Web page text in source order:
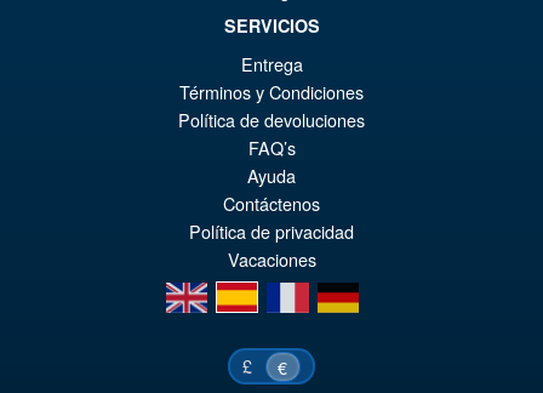
VORBESTELLUNGEN
SERVICIOS
Entrega
Términos y Condiciones
Política de devoluciones
FAQ’s
Ayuda
Contáctenos
Política de privacidad
Vacaciones
en
es fr de
£ €